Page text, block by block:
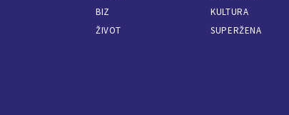
BIZ
ŽIVOT
KULTURA
SUPERŽENA